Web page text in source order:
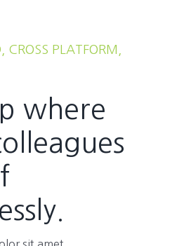
PLATFORM,
where
sit amet,